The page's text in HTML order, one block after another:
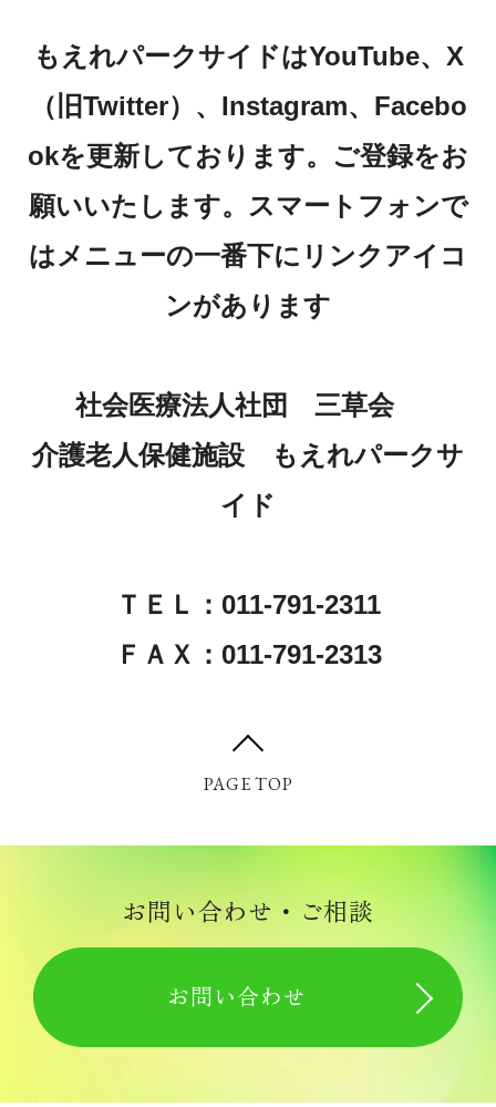
もえれパークサイドはYouTube、X
（旧Twitter）、Instagram、Facebo
okを更新しております。ご登録をお
願いいたします。スマートフォンで
はメニューの一番下にリンクアイコ
ンがあります
社会医療法人社団 三草会
介護老人保健施設 もえれパークサ
イド
ＴＥＬ：011-791-2311
ＦＡＸ：011-791-2313
PAGE TOP
お問い合わせ